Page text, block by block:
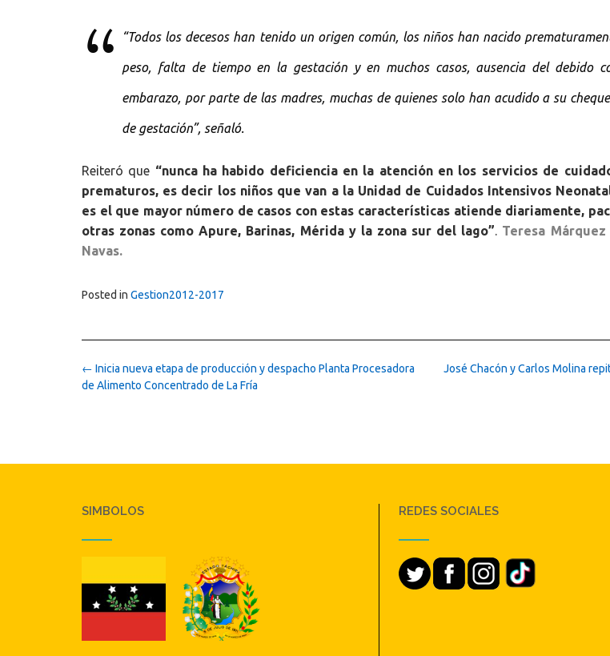
“Todos los decesos han tenido un origen común, los niños han nacido
peso, falta de tiempo en la gestación y en muchos casos, ausencia del debido
embarazo, por parte de las madres, muchas de quienes solo han acudido a su
de gestación”, señaló.
Reiteró que “nunca ha habido deficiencia en la atención en los servicios de
prematuros, es decir los niños que van a la Unidad de Cuidados Intensivos
es el que mayor número de casos con estas características atiende diariamente,
otras zonas como Apure, Barinas, Mérida y la zona sur del lago”. Teresa
Navas.
Posted in Gestion2012-2017
Post
navigation
José Chacón y Carlos Molina
← Inicia nueva etapa de producción y despacho Planta Procesadora
de Alimento Concentrado de La Fría
SIMBOLOS REDES SOCIALES